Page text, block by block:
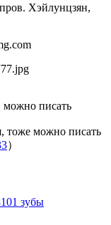
Хэйлунцзян,
можно писать
тоже можно писать
）